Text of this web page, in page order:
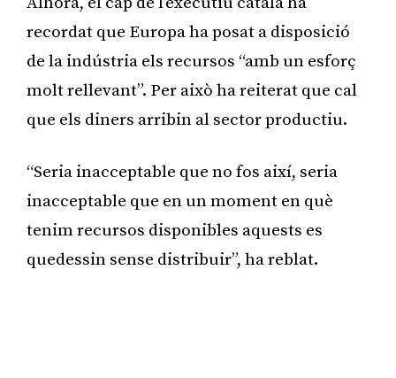
recordat que Europa ha posat a disposició
de la indústria els recursos “amb un esforç
molt rellevant”. Per això ha reiterat que cal
que els diners arribin al sector productiu.
“Seria inacceptable que no fos així, seria
inacceptable que en un moment en què
tenim recursos disponibles aquests es
quedessin sense distribuir”, ha reblat.